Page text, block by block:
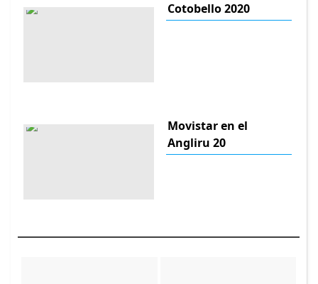
Cotobello 2020
Movistar en el
Angliru 20